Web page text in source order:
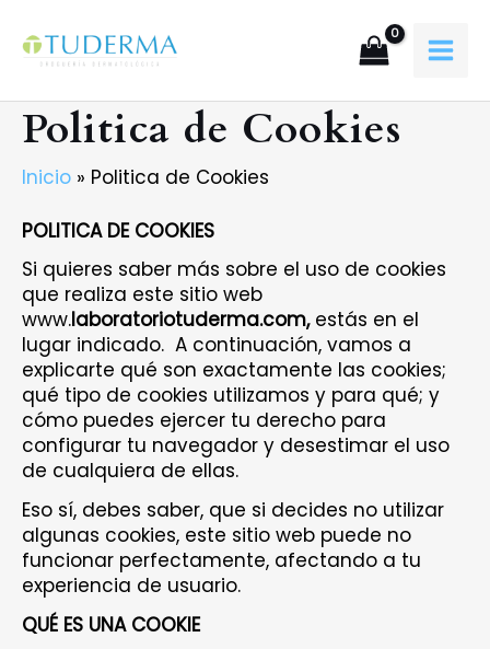
contenido
Politica de Cookies
Inicio Politica de Cookies
POLITICA DE COOKIES
Si quieres saber más sobre el uso de cookies
que realiza este sitio web
www.laboratoriotuderma.com,estás en el
lugar indicado. A continuación, vamos a
explicarte qué son exactamente las cookies;
qué tipo de cookies utilizamos y para qué; y
cómo puedes ejercer tu derecho para
configurar tu navegador y desestimar el uso
de cualquiera de ellas.
Eso sí, debes saber, que si decides no utilizar
algunas cookies, este sitio web puede no
funcionar perfectamente, afectando a tu
experiencia de usuario.
QUÉ ES UNA COOKIE